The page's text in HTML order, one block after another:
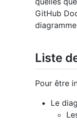
GitHub
Liste
Pour être
Le